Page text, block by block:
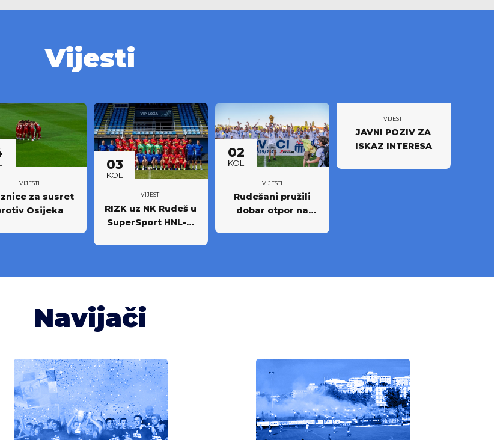
Vijesti
VIJESTI
za susret
Osijeka
03
KOL
VIJESTI
RIZK uz NK Rudeš u
SuperSport HNL-u:
02
KOL
VIJESTI
Rudešani pružili
dobar otpor na
VIJESTI
JAVNI POZIV ZA
ISKAZ INTERESA
Navijači